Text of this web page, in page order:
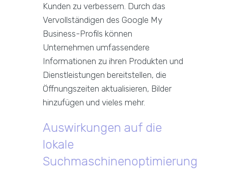
Kunden zu verbessern. Durch das
Vervollständigen des Google My
Business-Profils können
Unternehmen umfassendere
Informationen zu ihren Produkten und
Dienstleistungen bereitstellen, die
Öffnungszeiten aktualisieren, Bilder
hinzufügen und vieles mehr.
Auswirkungen auf die
lokale
Suchmaschinenoptimierung